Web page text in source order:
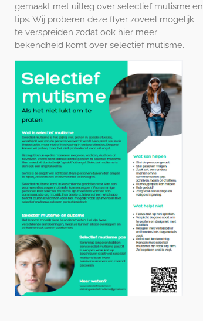
gemaakt met uitleg over selectief mutisme en
tips. Wij proberen deze flyer zoveel mogelijk
te verspreiden zodat ook hier meer
bekendheid komt over selectief mutisme.